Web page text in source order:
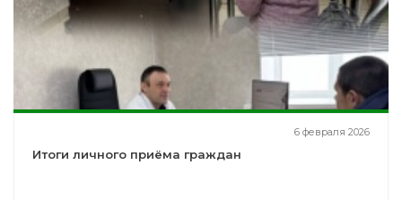
6 февраля 2026
Итоги личного приёма граждан